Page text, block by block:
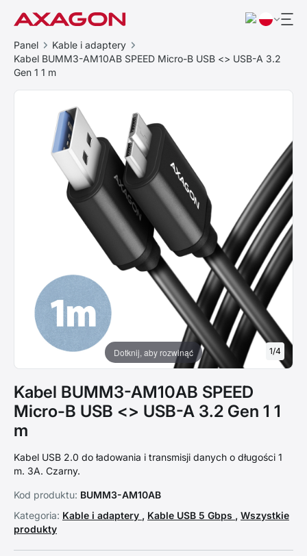
Panel
Kable i adaptery
Kabel BUMM3-AM10AB SPEED Micro-B USB <> USB-A 3.2
Gen 1 1 m
Dotknij, aby rozwinąć 1/4
Kabel BUMM3-AM10AB SPEED
Micro-B USB <> USB-A 3.2 Gen 1 1
m
Kabel USB 2.0 do ładowania i transmisji danych o długości 1
m. 3A. Czarny.
Kod produktu: BUMM3-AM10AB
Kategoria: Kable i adaptery , Kable USB 5 Gbps , Wszystkie
produkty